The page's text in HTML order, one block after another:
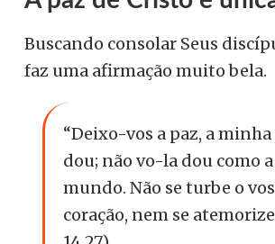
Buscando consolar Seus
faz uma afirmação muito bela.
“Deixo-vos a paz, a minha
dou; não vo-la dou como a
mundo. Não se turbe o
coração, nem se